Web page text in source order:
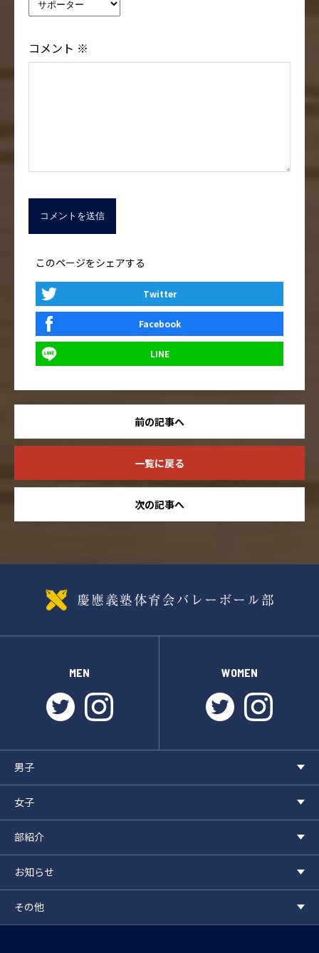
コメント ※
このページをシェアする
Twitter
Facebook
LINE
前の記事へ
一覧に戻る
次の記事へ
MEN
twitterinstagram
WOMEN
twitter
男子
女子
部紹介
お知らせ
その他